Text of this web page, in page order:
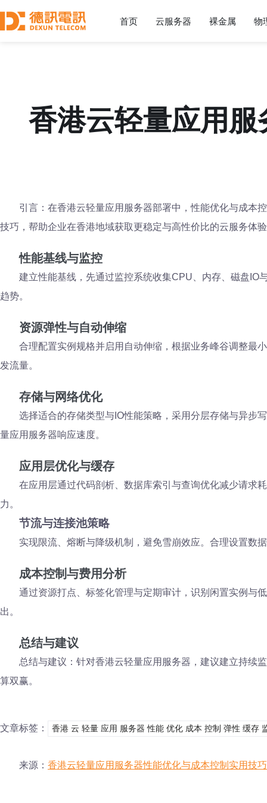
首页 云服务器 裸金属 物
香港云轻量应用
引言：在香港云轻量应用服务器部署中，性能优化与成本
技巧，帮助企业在香港地域获取更稳定与高性价比的云服务体
性能基线与监控
建立性能基线，先通过监控系统收集CPU、内存、磁盘IO
趋势。
资源弹性与自动伸缩
合理配置实例规格并启用自动伸缩，根据业务峰谷调整最
发流量。
存储与网络优化
选择适合的存储类型与IO性能策略，采用分层存储与异步
量应用服务器响应速度。
应用层优化与缓存
在应用层通过代码剖析、数据库索引与查询优化减少请求
力。
节流与连接池策略
实现限流、熔断与降级机制，避免雪崩效应。合理设置数
成本控制与费用分析
通过资源打点、标签化管理与定期审计，识别闲置实例与
出。
总结与建议
总结与建议：针对香港云轻量应用服务器，建议建立持续
算双赢。
文章标签： 香港 云 轻量 应用 服务器 性能 优化 成本 控制 弹性 缓存
来源： 香港云轻量应用服务器性能优化与成本控制实用技巧